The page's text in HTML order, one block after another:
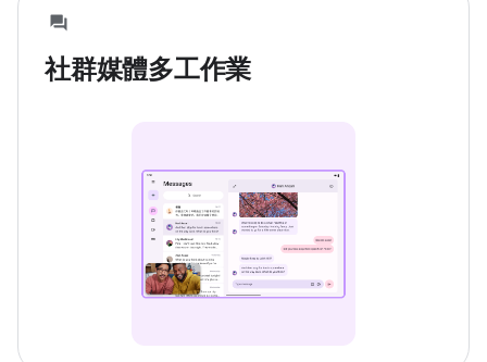
社群媒體多工作業